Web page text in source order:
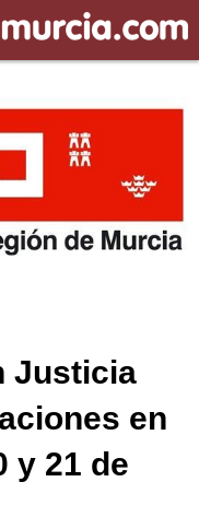
Justicia
en
y 21 de